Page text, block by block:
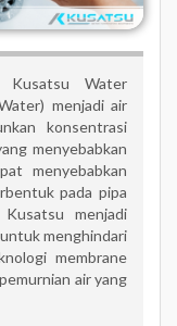
Kusatsu Water
menjadi air
konsentrasi
menyebabkan
menyebabkan
pada pipa
menjadi
menghindari
membrane
air yang